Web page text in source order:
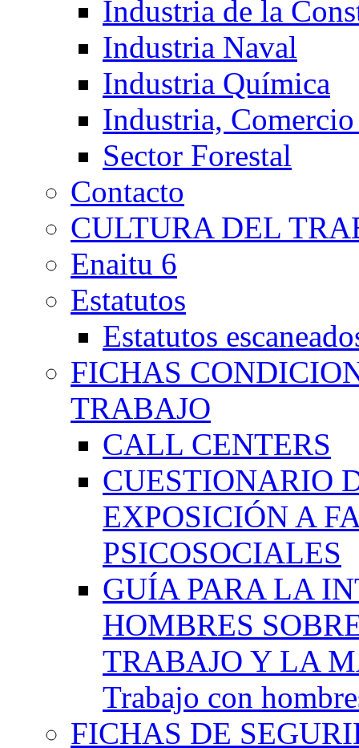
Industria de la
Industria Naval
Industria Química
Industria,
Sector Forestal
Contacto
CULTURA DEL
Enaitu 6
Estatutos
Estatutos
FICHAS
TRABAJO
CALL CENTERS
CUESTIONARIO
EXPOSICIÓN A
PSICOSOCIALES
GUÍA PARA LA
HOMBRES
TRABAJO Y LA
Trabajo con
FICHAS DE